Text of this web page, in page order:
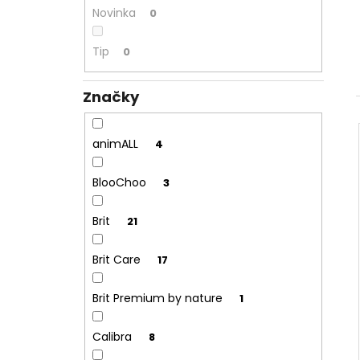
Novinka 0
Tip 0
Značky
animALL 4
BlooChoo 3
Brit 21
Brit Care 17
Brit Premium by nature 1
Calibra 8
ALAVIS CBD OIL DROPS 30ML
559 Kč